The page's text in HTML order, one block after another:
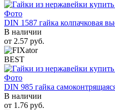
DIN 1587 гайка колпачковая
В наличии
от 2.57 руб.
BEST
DIN 985 гайка
В наличии
от 1.76 руб.